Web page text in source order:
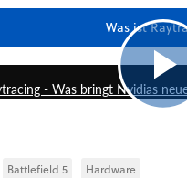
Was ist
- Was bringt Nvidias
Battlefield 5 Hardware